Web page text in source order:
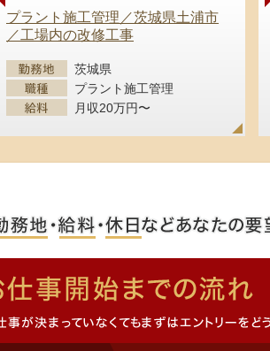
プラント施工管理／茨城県土浦市
／工場内の改修工事
茨城県
プラント施工管理
月収20万円〜